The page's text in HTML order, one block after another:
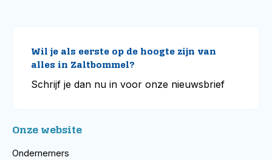
Wil je als eerste op de hoogte zijn van
alles in Zaltbommel?
Schrijf je dan nu in voor onze nieuwsbrief
Onze website
Ondernemers